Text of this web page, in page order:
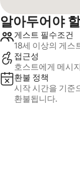
알아두어야
게스트 필수조건
18세 이상의 게스
접근성
호스트에게 메시
환불 정책
시작 시간을 기준
환불됩니다.